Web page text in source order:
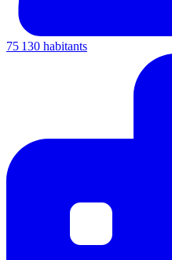
75 130 habitants